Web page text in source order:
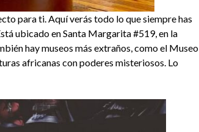
para ti. Aquí verás todo lo que siempre has
ubicado en Santa Margarita #519, en la
hay museos más extraños, como el Museo
africanas con poderes misteriosos. Lo